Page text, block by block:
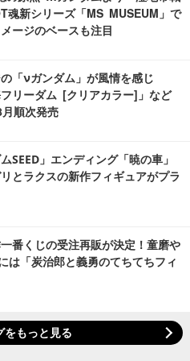
魂新シリーズ「MS MUSEUM」で
ージのベースも注目
「νガンダム」が風情を感じ
リーダム [クリアカラー]」など
順次発売
SEED」エンディング「暁の車」
とラクスの新作フィギュアがプラ
一番くじの受注再販が決定！童磨や
は「炭治郎と義勇のてちてちフィ
をもっと見る